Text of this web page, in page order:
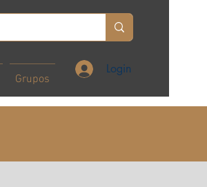
Grupos
Login